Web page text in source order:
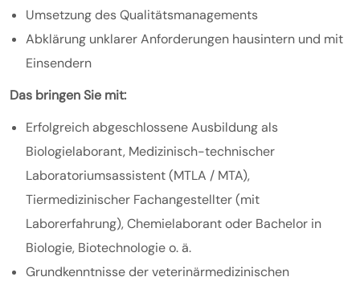
Umsetzung des Qualitätsmanagements
Abklärung unklarer Anforderungen hausintern und mit
Einsendern
Das bringen Sie mit:
Erfolgreich abgeschlossene Ausbildung als
Biologielaborant, Medizinisch-technischer
Laboratoriumsassistent (MTLA / MTA),
Tiermedizinischer Fachangestellter (mit
Laborerfahrung), Chemielaborant oder Bachelor in
Biologie, Biotechnologie o. ä.
Grundkenntnisse der veterinärmedizinischen